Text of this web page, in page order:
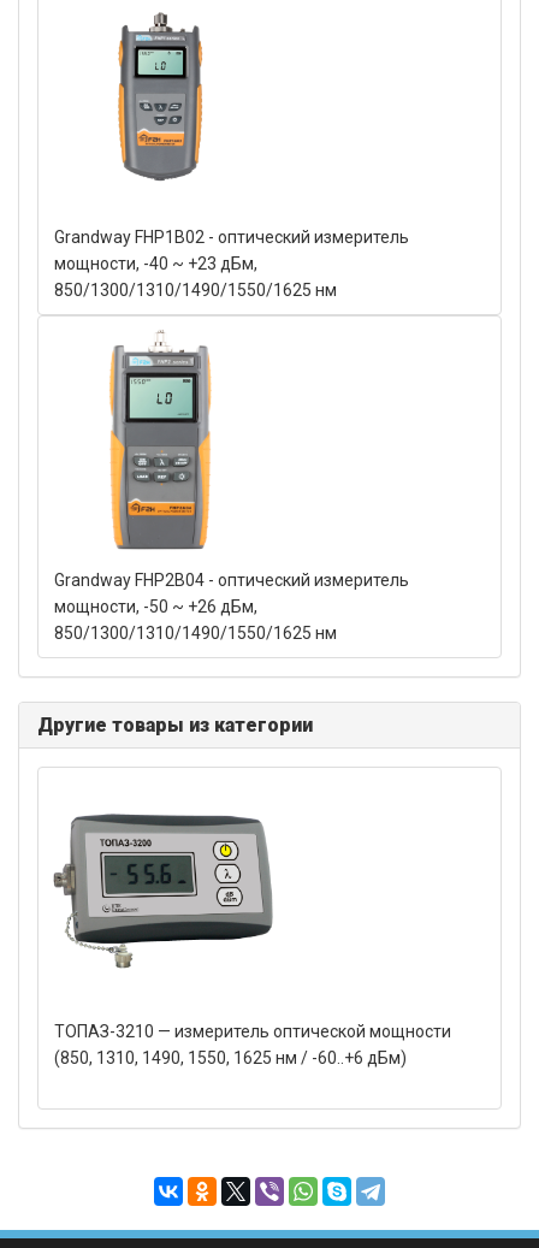
Grandway FHP1B02 - оптический измеритель
мощности, -40 ~ +23 дБм,
850/1300/1310/1490/1550/1625 нм
Grandway FHP2B04 - оптический измеритель
мощности, -50 ~ +26 дБм,
850/1300/1310/1490/1550/1625 нм
Другие товары из категории
ТОПАЗ-3210 — измеритель оптической мощности
(850, 1310, 1490, 1550, 1625 нм / -60..+6 дБм)